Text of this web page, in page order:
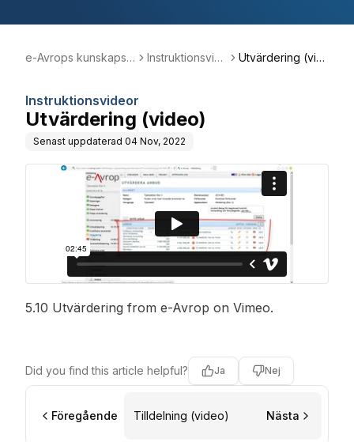
e-Avrops kunskapsd
Instruktionsvid
Utvärdering (vid
Instruktionsvideor
Utvärdering (video)
Senast uppdaterad 04 Nov, 2022
5.10 Utvärdering from e-Avrop on Vimeo.
Did you find this article helpful? Ja Nej
Föregående Tilldelning (video) Nästa